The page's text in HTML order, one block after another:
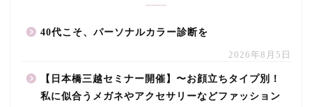
40代こそ、パーソナルカラー診断を
2026年8月5日
【日本橋三越セミナー開催】〜お顔立ちタイプ別！
私に似合うメガネやアクセサリーなどファッション